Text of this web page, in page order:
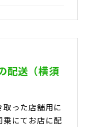
配送（横須
った店舗用に
にてお店に配